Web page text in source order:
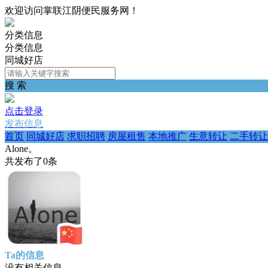
欢迎访问掌联江阴便民服务网！
分类信息
分类信息
同城好店
搜 索
点击登录
发布信息
首页 同城好店 求职招聘 房屋租售 本地推广 生意转让 二手转让
Alone。
共发布了0条
Ta的信息